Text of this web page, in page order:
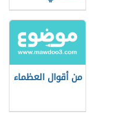
من أقوال العظماء